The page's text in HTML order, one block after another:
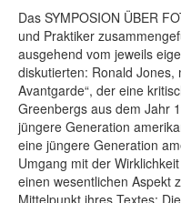
Das SYMPOSION ÜBER
und Praktiker
ausgehend vom jeweils
diskutierten: Ronald Jones,
Avantgarde“, der eine
Greenbergs aus dem Jahr
jüngere Generation
eine jüngere Generation
Umgang mit der
einen wesentlichen Aspekt
Mittelpunkt ihres Textes: